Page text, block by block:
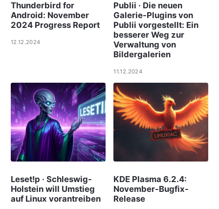
Thunderbird for
Android: November
2024 Progress Report
12.12.2024
Publii · Die neuen
Galerie-Plugins von
Publii vorgestellt: Ein
besserer Weg zur
Verwaltung von
Bildergalerien
11.12.2024
Leset!p · Schleswig-
Holstein will Umstieg
auf Linux vorantreiben
KDE Plasma 6.2.4:
November-Bugfix-
Release